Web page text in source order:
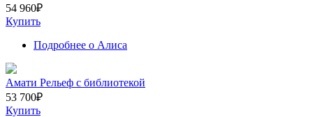
54 960₽
Купить
Подробнее о Алиса
Амати Рельеф с библиотекой
53 700₽
Купить